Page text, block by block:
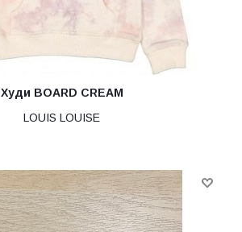
Худи BOARD CREAM
LOUIS LOUISE